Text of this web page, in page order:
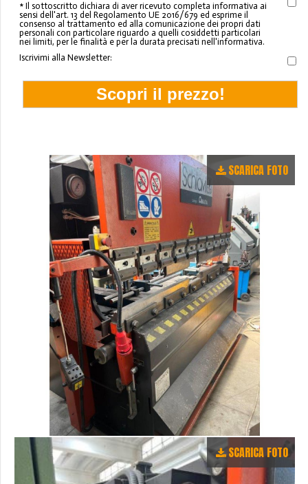
* Il sottoscritto dichiara di aver ricevuto completa informativa ai
sensi dell'art. 13 del Regolamento UE 2016/679 ed esprime il
consenso al trattamento ed alla comunicazione dei propri dati
personali con particolare riguardo a quelli cosiddetti particolari
nei limiti, per le finalità e per la durata precisati nell'informativa.
Iscrivimi alla Newsletter:
SCARICA FOTO
SCARICA FOTO